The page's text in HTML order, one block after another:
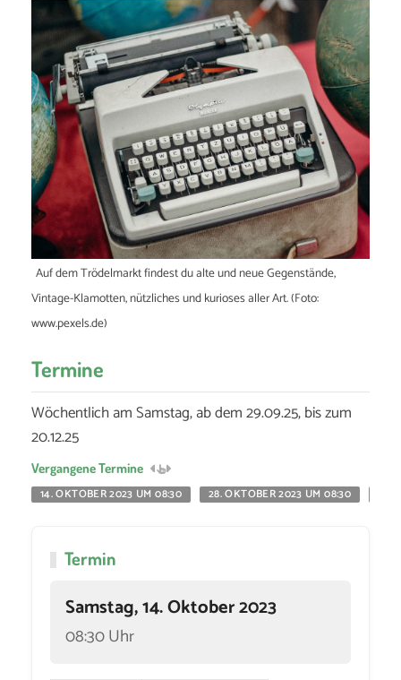
Auf dem Trödelmarkt findest du alte und neue Gegenstände,
Vintage-Klamotten, nützliches und kurioses aller Art. (Foto:
www.pexels.de)
Termine
Wöchentlich am Samstag, ab dem 29.09.25, bis zum
20.12.25
Vergangene Termine
14. OKTOBER 2023 UM 08:30
28. OKTOBER 2023 UM 08:30
Termin
Samstag, 14. Oktober 2023
08:30 Uhr